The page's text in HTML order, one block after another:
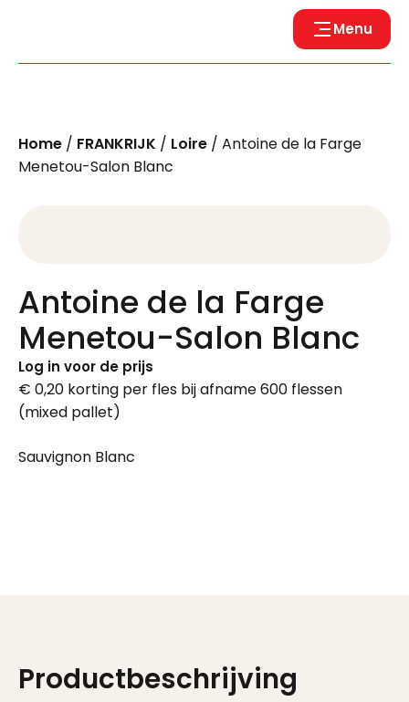
Menu
Home / FRANKRIJK / Loire / Antoine de la Farge
Menetou-Salon Blanc
Antoine de la Farge
Menetou-Salon Blanc
Log in voor de prijs
€ 0,20 korting per fles bij afname 600 flessen
(mixed pallet)
Sauvignon Blanc
Productbeschrijving